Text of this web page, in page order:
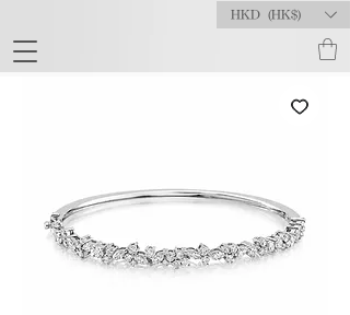
HKD (HK$)